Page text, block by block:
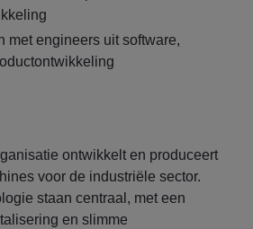
met engineers uit software,
ontwikkelt en produceert
voor de industriële sector.
staan centraal, met een
en slimme